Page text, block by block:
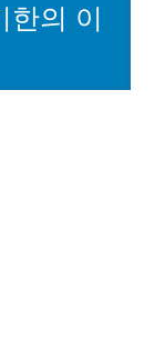
한의 이